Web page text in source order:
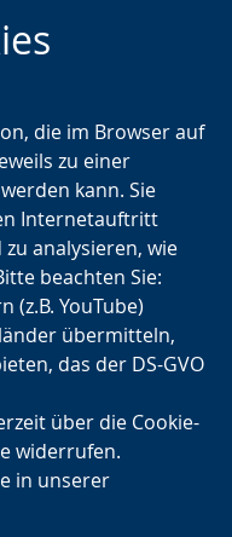
die im Browser auf
zu einer
kann. Sie
Internetauftritt
analysieren, wie
beachten Sie:
(z.B. YouTube)
übermitteln,
das der DS-GVO
über die Cookie-
widerrufen.
in unserer